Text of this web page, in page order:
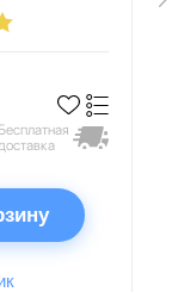
Бесплатная
доставка